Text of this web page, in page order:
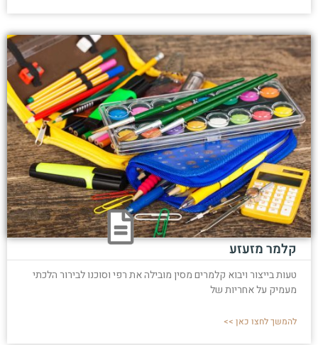
קלמר מזעזע
טעות בייצור ויבוא קלמרים מסין מובילה את רפי וסוכנו לבירור הלכתי
מעמיק על אחריות של
להמשך לחצו כאן >>